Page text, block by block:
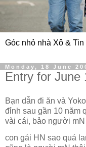
Góc nhỏ nhà Xô & Tin
Monday, 18 June
Entry for June
Bạn dẫn đi ăn và
đỉnh sau gần 10 năm
vài cái, bảo người
con gái HN sao quá